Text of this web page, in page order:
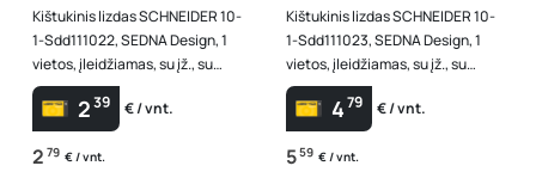
Kištukinis lizdas SCHNEIDER 10-
1-Sdd111022, SEDNA Design, 1
vietos, įleidžiamas, su įž., su
apsauga, baltos sp.,su spyru...
239 € / vnt.
2 79 € / vnt.
Kištukinis lizdas SCHNEIDER 10-
1-Sdd111023, SEDNA Design, 1
vietos, įleidžiamas, su įž., su
dangteliu, baltos sp., IP20,...
479 € / vnt.
559 € / vnt.